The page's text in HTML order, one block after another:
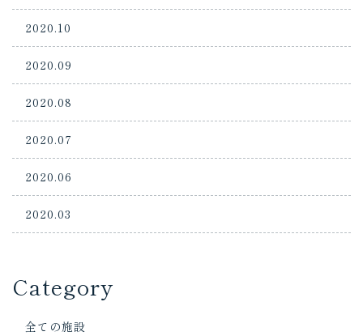
2020.10
2020.09
2020.08
2020.07
2020.06
2020.03
Category
全ての施設